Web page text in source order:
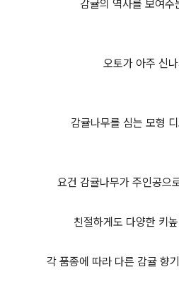
감귤의 역사를 보여
오토가 아주 신
감귤나무를 심는 모형
요건 감귤나무가 주인공으
친절하게도 다양한 키
각 품종에 따라 다른 감귤 향